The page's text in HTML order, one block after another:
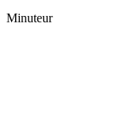
Minuteur